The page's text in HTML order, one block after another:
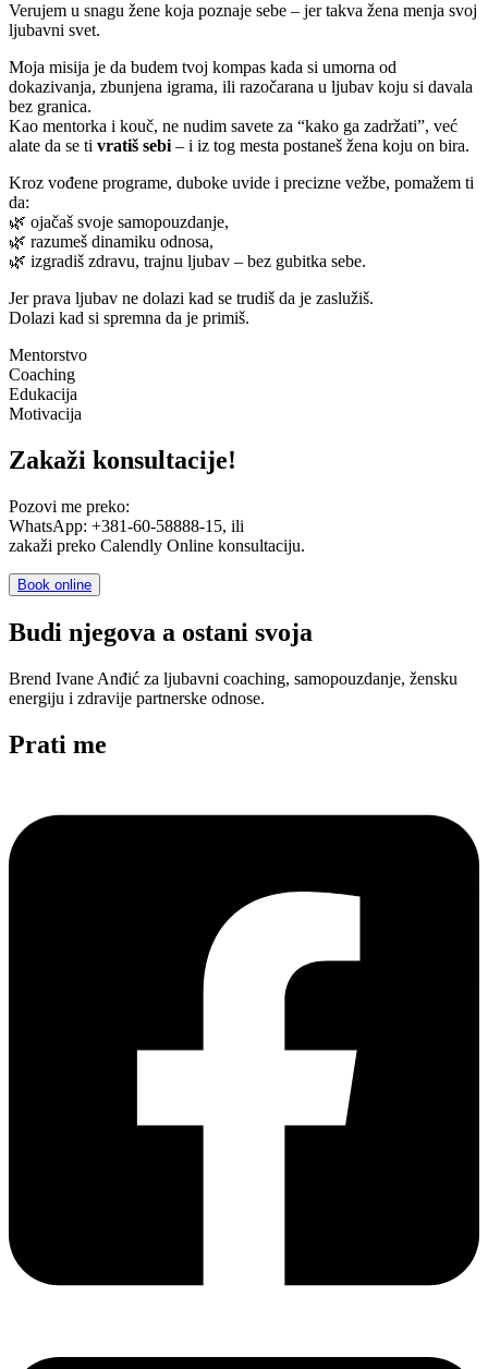
Verujem u snagu žene koja poznaje sebe – jer takva žena menja svoj
ljubavni svet.
Moja misija je da budem tvoj kompas kada si umorna od
dokazivanja, zbunjena igrama, ili razočarana u ljubav koju si davala
bez granica.
Kao mentorka i kouč, ne nudim savete za “kako ga zadržati”, već
alate da se ti vratiš sebi – i iz tog mesta postaneš žena koju on bira.
Kroz vođene programe, duboke uvide i precizne vežbe, pomažem ti
da:
🌿 ojačaš svoje samopouzdanje,
🌿 razumeš dinamiku odnosa,
🌿 izgradiš zdravu, trajnu ljubav – bez gubitka sebe.
Jer prava ljubav ne dolazi kad se trudiš da je zaslužiš.
Dolazi kad si spremna da je primiš.
Mentorstvo
Coaching
Edukacija
Motivacija
Zakaži konsultacije!
Pozovi me preko:
WhatsApp: +381-60-58888-15, ili
zakaži preko Calendly Online konsultaciju.
Book online
Budi njegova a ostani svoja
Brend Ivane Anđić za ljubavni coaching, samopouzdanje, žensku
energiju i zdravije partnerske odnose.
Prati me